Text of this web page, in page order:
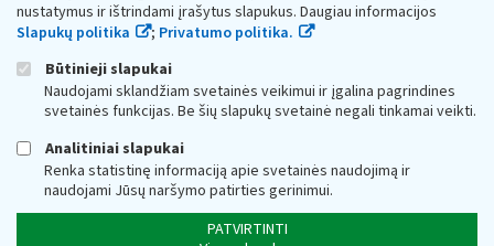
nustatymus ir ištrindami įrašytus slapukus. Daugiau informacijos
Slapukų politika
; Privatumo politika.
Būtinieji slapukai
Naudojami sklandžiam svetainės veikimui ir įgalina pagrindines
svetainės funkcijas. Be šių slapukų svetainė negali tinkamai veikti.
Analitiniai slapukai
Renka statistinę informaciją apie svetainės naudojimą ir
naudojami Jūsų naršymo patirties gerinimui.
PATVIRTINTI
vmi@vmi.lt, E. pristatymo dėžutės adresas 188659752
Duomenys apie Valstybinę mokesčių inspekciją prie Lietuvos
Respublikos finansų ministerijos kaupiami ir saugomi Juridinių